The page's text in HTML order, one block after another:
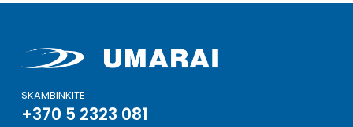
SKAMBINKITE
+370 5 2323 081